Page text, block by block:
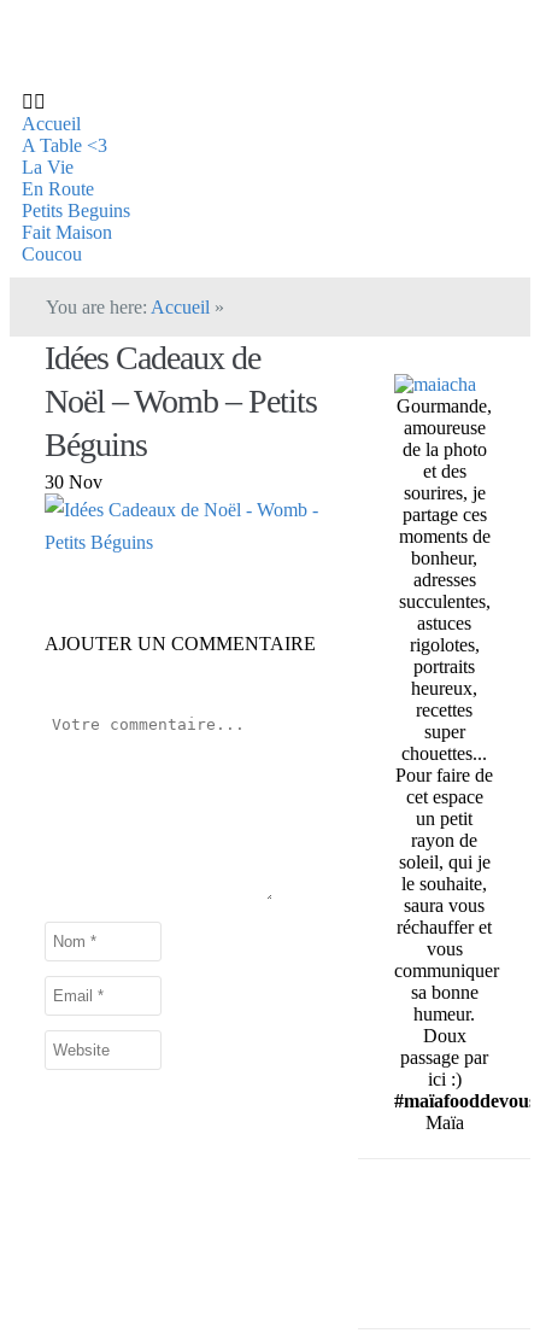
Accueil
A Table <3
La Vie
En Route
Petits Beguins
Fait Maison
Coucou
You are here: Accueil »
Idées Cadeaux de
Noël – Womb – Petits
Béguins
30 Nov
AJOUTER UN COMMENTAIRE
Gourmande,
amoureuse
de la photo
et des
sourires, je
partage ces
moments de
bonheur,
adresses
succulentes,
astuces
rigolotes,
portraits
heureux,
recettes
super
chouettes...
Pour faire de
cet espace
un petit
rayon de
soleil, qui je
le souhaite,
saura vous
réchauffer et
vous
communiquer
sa bonne
humeur.
Doux
passage par
ici :)
#maïafooddevous
Maïa